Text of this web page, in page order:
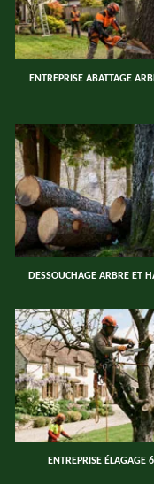
ENTREPRISE ABATTAGE
DESSOUCHAGE ARBRE ET
ENTREPRISE ÉLAGAGE